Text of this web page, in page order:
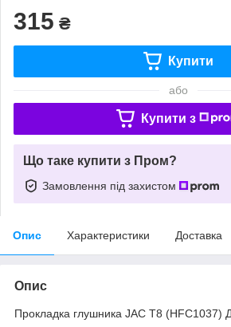
315 ₴
Купити
або
Купити з
Що таке купити з Пром?
Замовлення під захистом
Опис Характеристики Доставка
Опис
Прокладка глушника JAC T8 (HFC1037)